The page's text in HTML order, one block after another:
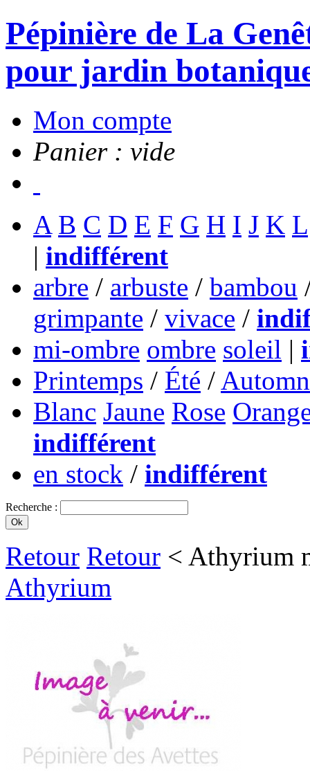
Pépinière de La
pour jardin
Mon compte
Panier : vide
A B C D E F G H I J K L
| indifférent
arbre / arbuste / bambou
grimpante / vivace /
mi-ombre ombre soleil |
Printemps / Été /
Blanc Jaune Rose
indifférent
en stock / indifférent
Recherche :
Retour Retour < Athyrium
Athyrium